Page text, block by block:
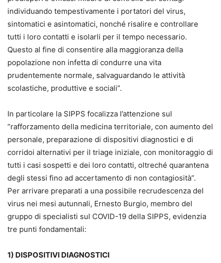
individuando tempestivamente i portatori del virus,
sintomatici e asintomatici, nonché risalire e controllare
tutti i loro contatti e isolarli per il tempo necessario.
Questo al fine di consentire alla maggioranza della
popolazione non infetta di condurre una vita
prudentemente normale, salvaguardando le attività
scolastiche, produttive e sociali”.
In particolare la SIPPS focalizza l’attenzione sul
“rafforzamento della medicina territoriale, con aumento del
personale, preparazione di dispositivi diagnostici e di
corridoi alternativi per il triage iniziale, con monitoraggio di
tutti i casi sospetti e dei loro contatti, oltreché quarantena
degli stessi fino ad accertamento di non contagiosità”.
Per arrivare preparati a una possibile recrudescenza del
virus nei mesi autunnali, Ernesto Burgio, membro del
gruppo di specialisti sul COVID-19 della SIPPS, evidenzia
tre punti fondamentali:
1) DISPOSITIVI DIAGNOSTICI